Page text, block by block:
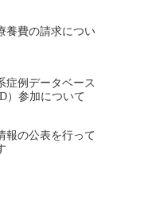
養費の請求につい
症例データベース
）参加について
報の公表を行って